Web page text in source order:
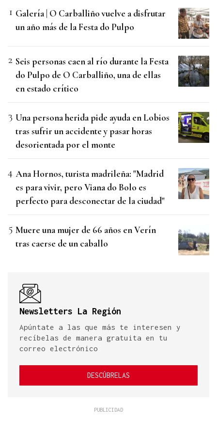
Galería | O Carballiño vuelve a disfrutar
un año más de la Festa do Pulpo
Seis personas caen al río durante la Festa
do Pulpo de O Carballiño, una de ellas
en estado crítico
Una persona herida pide ayuda en Lobios
tras sufrir un accidente y pasar horas
desorientada por el monte
Ana Hornos, turista madrileña: "Madrid
es para vivir, pero Viana do Bolo es
perfecto para desconectar de la ciudad"
Muere una mujer de 66 años en Verín
tras caerse de un caballo
Newsletters La Región
Apúntate a las que más te interesen y
recíbelas de manera gratuita en tu
correo electrónico
DESCÚBRELAS